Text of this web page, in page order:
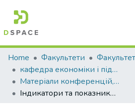
Communities & Collections
All of DSpace
Statistics
Home Факультети
кафедра економіки і підприємництва
Матеріали конференцій, семінарів і т.п. (КЕіП)
Індикатори та показники моніторингу реалізації стратегії економічної безпеки України.